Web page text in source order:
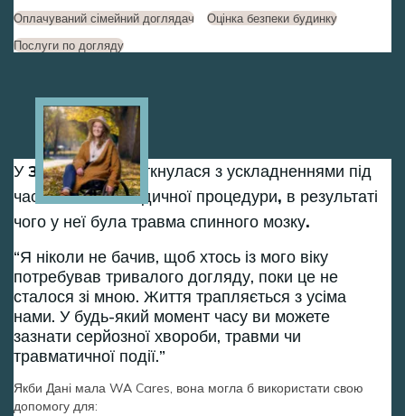
Оплачуваний сімейний доглядач
Оцінка безпеки будинку
Послуги по догляду
У 30 років Дані зіткнулася з ускладненнями під
час звичайної медичної процедури, в результаті
чого у неї була травма спинного мозку.
Я ніколи не бачив, щоб хтось із мого віку
потребував тривалого догляду, поки це не
сталося зі мною. Життя трапляється з усіма
нами. У будь-який момент часу ви можете
зазнати серйозної хвороби, травми чи
травматичної події.
Якби Дані мала WA Cares, вона могла б використати свою
допомогу для:
Image